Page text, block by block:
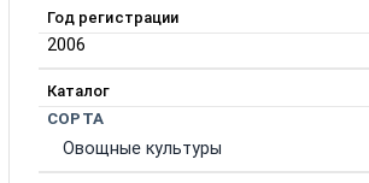
Год регистрации
2006
Каталог
СОРТА
Овощные культуры